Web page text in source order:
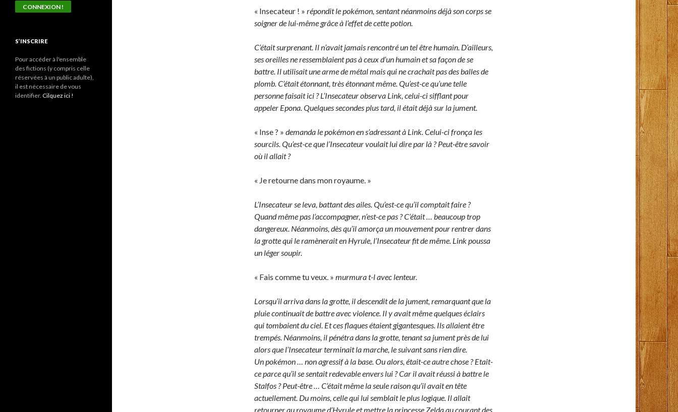
« Insecateur ! » répondit le pokémon, sentant néanmoins déjà son corps se
soigner de lui-même grâce à l’effet de cette potion.
C’était surprenant. Il n’avait jamais rencontré un tel être humain. D’ailleurs,
ses oreilles ne ressemblaient pas à ceux d’un humain et sa façon de se
battre. Il utilisait une arme de métal mais qui ne crachait pas des balles de
plomb. C’était étonnant, très étonnant même. Qu’est-ce qu’une telle
personne faisait ici ? L’Insecateur observa Link, celui-ci sifflant pour
appeler Epona. Quelques secondes plus tard, il était déjà sur la jument.
« Inse ? » demanda le pokémon en s’adressant à Link. Celui-ci fronça les
sourcils. Qu’est-ce que l’Insecateur voulait lui dire par là ? Peut-être savoir
où il allait ?
« Je retourne dans mon royaume. »
L’Insecateur se leva, battant des ailes. Qu’est-ce qu’il comptait faire ?
Quand même pas l’accompagner, n’est-ce pas ? C’était … beaucoup trop
dangereux. Néanmoins, dès qu’il amorça un mouvement pour rentrer dans
la grotte qui le ramènerait en Hyrule, l’Insecateur fit de même. Link poussa
un léger soupir.
« Fais comme tu veux. » murmura t-l avec lenteur.
Lorsqu’il arriva dans la grotte, il descendit de la jument, remarquant que la
pluie continuait de battre avec violence. Il y avait même quelques éclairs
qui tombaient du ciel. Et ces flaques étaient gigantesques. Ils allaient être
trempés. Néanmoins, il pénétra dans la grotte, tenant sa jument près de lui
alors que l’Insecateur terminait la marche, le suivant sans rien dire.
Un pokémon … non agressif à la base. Ou alors, était-ce autre chose ? Etait-
ce parce qu’il se sentait redevable envers lui ? Car il avait réussi à battre le
Stalfos ? Peut-être … C’était même la seule raison qu’il avait en tête
actuellement. Du moins, celle qui lui semblait le plus logique. Il allait
retourner au royaume d’Hyrule et mettre la princesse Zelda au courant des
S’INSCRIRE
Pour accéder à l'ensemble
des fictions (y compris celle
réservées à un public adulte),
il est nécessaire de vous
identifier. Cilquez ici !